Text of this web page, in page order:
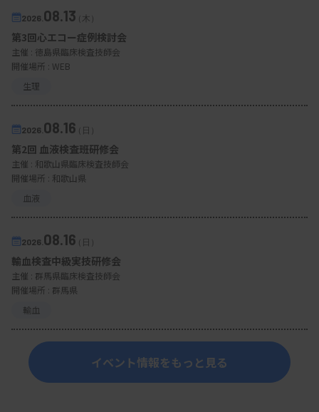
2026. 08.13（木）
第3回心エコー症例検討会
主催 : 徳島県臨床検査技師会
開催場所 : WEB
生理
2026. 08.16（日）
第2回 血液検査班研修会
主催 : 和歌山県臨床検査技師会
開催場所 : 和歌山県
血液
2026. 08.16（日）
輸血検査中級実技研修会
主催 : 群馬県臨床検査技師会
開催場所 : 群馬県
輸血
イベント情報をもっと見る